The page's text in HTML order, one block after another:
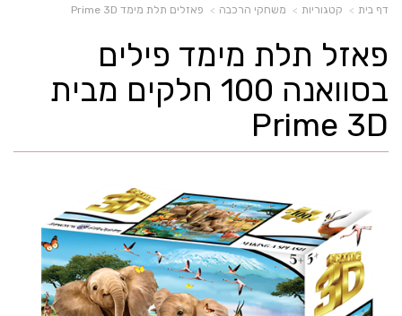
דף בית קטגוריות משחקי הרכבה פאזלים תלת מימד Prime 3D
פאזל תלת מימד פילים
בסוואנה 100 חלקים מבית
Prime 3D